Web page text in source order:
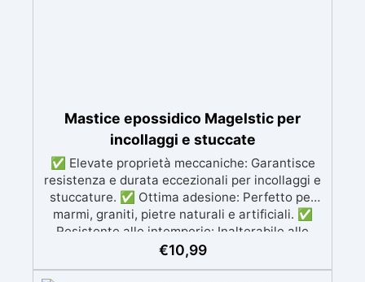
Mastice epossidico Magelstic per
incollaggi e stuccate
✅ Elevate proprietà meccaniche: Garantisce
resistenza e durata eccezionali per incollaggi e
stuccature. ✅ Ottima adesione: Perfetto per
marmi, graniti, pietre naturali e artificiali. ✅
Resistente alle intemperie: Inalterabile alle
condizioni atmosferiche e resistente agli UV. ✅
€10,99